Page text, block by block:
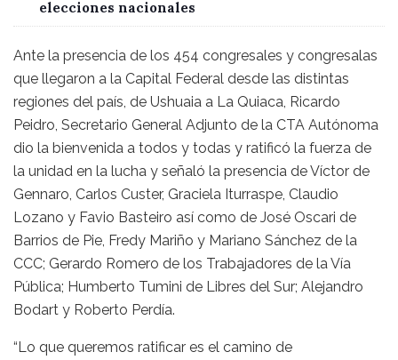
elecciones nacionales
Ante la presencia de los 454 congresales y congresalas
que llegaron a la Capital Federal desde las distintas
regiones del país, de Ushuaia a La Quiaca, Ricardo
Peidro, Secretario General Adjunto de la CTA Autónoma
dio la bienvenida a todos y todas y ratificó la fuerza de
la unidad en la lucha y señaló la presencia de Víctor de
Gennaro, Carlos Custer, Graciela Iturraspe, Claudio
Lozano y Favio Basteiro así como de José Oscari de
Barrios de Pie, Fredy Mariño y Mariano Sánchez de la
CCC; Gerardo Romero de los Trabajadores de la Vía
Pública; Humberto Tumini de Libres del Sur; Alejandro
Bodart y Roberto Perdía.
“Lo que queremos ratificar es el camino de